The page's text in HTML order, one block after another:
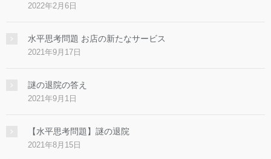
2022年2月6日
水平思考問題 お店の新たなサービス
2021年9月17日
謎の退院の答え
2021年9月1日
【水平思考問題】謎の退院
2021年8月15日